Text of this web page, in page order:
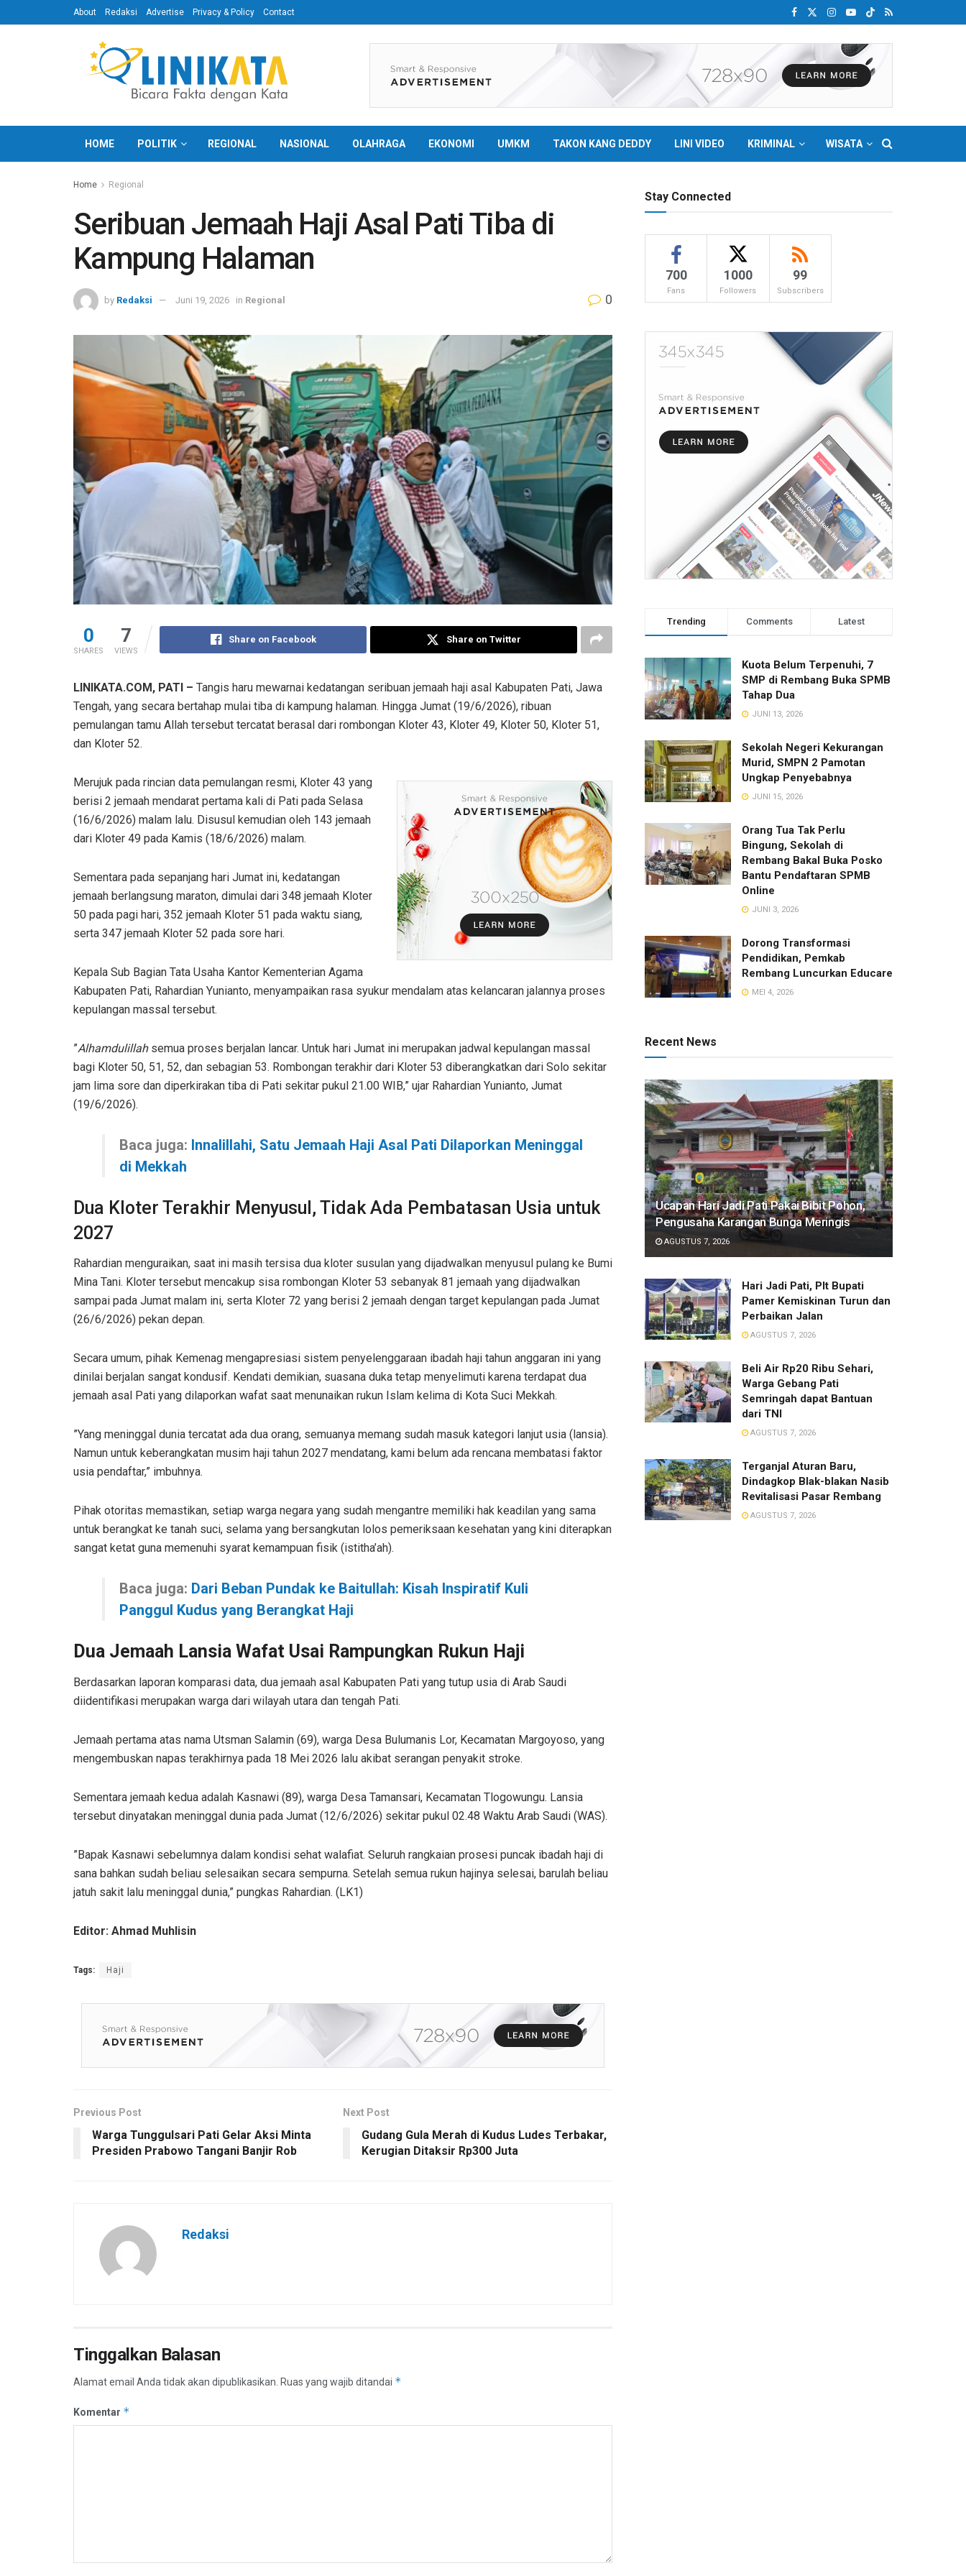
About Redaksi Advertise Privacy & Policy Contact
HOME POLITIK REGIONAL NASIONAL OLAHRAGA EKONOMI UMKM TAKON KANG DEDDY LINI VIDEO KRIMINAL WISATA
Home Regional
Seribuan Jemaah Haji Asal Pati Tiba di
Kampung Halaman
by Redaksi Juni 19, 2026 in Regional 0
0
SHARES
7
VIEWS
Share on Facebook Share on Twitter
LINIKATA.COM, PATI – Tangis haru mewarnai kedatangan seribuan jemaah haji asal Kabupaten Pati, Jawa
Tengah, yang secara bertahap mulai tiba di kampung halaman. Hingga Jumat (19/6/2026), ribuan
pemulangan tamu Allah tersebut tercatat berasal dari rombongan Kloter 43, Kloter 49, Kloter 50, Kloter 51,
dan Kloter 52.
Merujuk pada rincian data pemulangan resmi, Kloter 43 yang
berisi 2 jemaah mendarat pertama kali di Pati pada Selasa
(16/6/2026) malam lalu. Disusul kemudian oleh 143 jemaah
dari Kloter 49 pada Kamis (18/6/2026) malam.
Sementara pada sepanjang hari Jumat ini, kedatangan
jemaah berlangsung maraton, dimulai dari 348 jemaah Kloter
50 pada pagi hari, 352 jemaah Kloter 51 pada waktu siang,
serta 347 jemaah Kloter 52 pada sore hari.
Kepala Sub Bagian Tata Usaha Kantor Kementerian Agama
Kabupaten Pati, Rahardian Yunianto, menyampaikan rasa syukur mendalam atas kelancaran jalannya proses
kepulangan massal tersebut.
”Alhamdulillahsemua proses berjalan lancar. Untuk hari Jumat ini merupakan jadwal kepulangan massal
bagi Kloter 50, 51, 52, dan sebagian 53. Rombongan terakhir dari Kloter 53 diberangkatkan dari Solo sekitar
jam lima sore dan diperkirakan tiba di Pati sekitar pukul 21.00 WIB,” ujar Rahardian Yunianto, Jumat
(19/6/2026).
Baca juga: Innalillahi, Satu Jemaah Haji Asal Pati Dilaporkan Meninggal
di Mekkah
Dua Kloter Terakhir Menyusul, Tidak Ada Pembatasan Usia untuk
2027
Rahardian menguraikan, saat ini masih tersisa dua kloter susulan yang dijadwalkan menyusul pulang ke Bumi
Mina Tani. Kloter tersebut mencakup sisa rombongan Kloter 53 sebanyak 81 jemaah yang dijadwalkan
sampai pada Jumat malam ini, serta Kloter 72 yang berisi 2 jemaah dengan target kepulangan pada Jumat
(26/6/2026) pekan depan.
Secara umum, pihak Kemenag mengapresiasi sistem penyelenggaraan ibadah haji tahun anggaran ini yang
dinilai berjalan sangat kondusif. Kendati demikian, suasana duka tetap menyelimuti karena terdapat dua
jemaah asal Pati yang dilaporkan wafat saat menunaikan rukun Islam kelima di Kota Suci Mekkah.
”Yang meninggal dunia tercatat ada dua orang, semuanya memang sudah masuk kategori lanjut usia (lansia).
Namun untuk keberangkatan musim haji tahun 2027 mendatang, kami belum ada rencana membatasi faktor
usia pendaftar,” imbuhnya.
Pihak otoritas memastikan, setiap warga negara yang sudah mengantre memiliki hak keadilan yang sama
untuk berangkat ke tanah suci, selama yang bersangkutan lolos pemeriksaan kesehatan yang kini diterapkan
sangat ketat guna memenuhi syarat kemampuan fisik (istitha’ah).
Baca juga: Dari Beban Pundak ke Baitullah: Kisah Inspiratif Kuli
Panggul Kudus yang Berangkat Haji
Dua Jemaah Lansia Wafat Usai Rampungkan Rukun Haji
Berdasarkan laporan komparasi data, dua jemaah asal Kabupaten Pati yang tutup usia di Arab Saudi
diidentifikasi merupakan warga dari wilayah utara dan tengah Pati.
Jemaah pertama atas nama Utsman Salamin (69), warga Desa Bulumanis Lor, Kecamatan Margoyoso, yang
mengembuskan napas terakhirnya pada 18 Mei 2026 lalu akibat serangan penyakit stroke.
Sementara jemaah kedua adalah Kasnawi (89), warga Desa Tamansari, Kecamatan Tlogowungu. Lansia
tersebut dinyatakan meninggal dunia pada Jumat (12/6/2026) sekitar pukul 02.48 Waktu Arab Saudi (WAS).
”Bapak Kasnawi sebelumnya dalam kondisi sehat walafiat. Seluruh rangkaian prosesi puncak ibadah haji di
sana bahkan sudah beliau selesaikan secara sempurna. Setelah semua rukun hajinya selesai, barulah beliau
jatuh sakit lalu meninggal dunia,” pungkas Rahardian. (LK1)
Editor: Ahmad Muhlisin
Tags: Haji
Previous Post
Warga Tunggulsari Pati Gelar Aksi Minta
Presiden Prabowo Tangani Banjir Rob
Next Post
Gudang Gula Merah di Kudus Ludes Terbakar,
Kerugian Ditaksir Rp300 Juta
Redaksi
Tinggalkan Balasan
Alamat email Anda tidak akan dipublikasikan. Ruas yang wajib ditandai *
Komentar *
Stay Connected
700
Fans
1000
Followers
99
Subscribers
Trending Comments Latest
Kuota Belum Terpenuhi, 7
SMP di Rembang Buka SPMB
Tahap Dua
JUNI 13, 2026
Sekolah Negeri Kekurangan
Murid, SMPN 2 Pamotan
Ungkap Penyebabnya
JUNI 15, 2026
Orang Tua Tak Perlu
Bingung, Sekolah di
Rembang Bakal Buka Posko
Bantu Pendaftaran SPMB
Online
JUNI 3, 2026
Dorong Transformasi
Pendidikan, Pemkab
Rembang Luncurkan Educare
MEI 4, 2026
Recent News
​Ucapan Hari Jadi Pati Pakai Bibit Pohon,
Pengusaha Karangan Bunga Meringis
AGUSTUS 7, 2026
​Hari Jadi Pati, Plt Bupati
Pamer Kemiskinan Turun dan
Perbaikan Jalan
AGUSTUS 7, 2026
Beli Air Rp20 Ribu Sehari,
Warga Gebang Pati
Semringah dapat Bantuan
dari TNI
AGUSTUS 7, 2026
Terganjal Aturan Baru,
Dindagkop Blak-blakan Nasib
Revitalisasi Pasar Rembang
AGUSTUS 7, 2026